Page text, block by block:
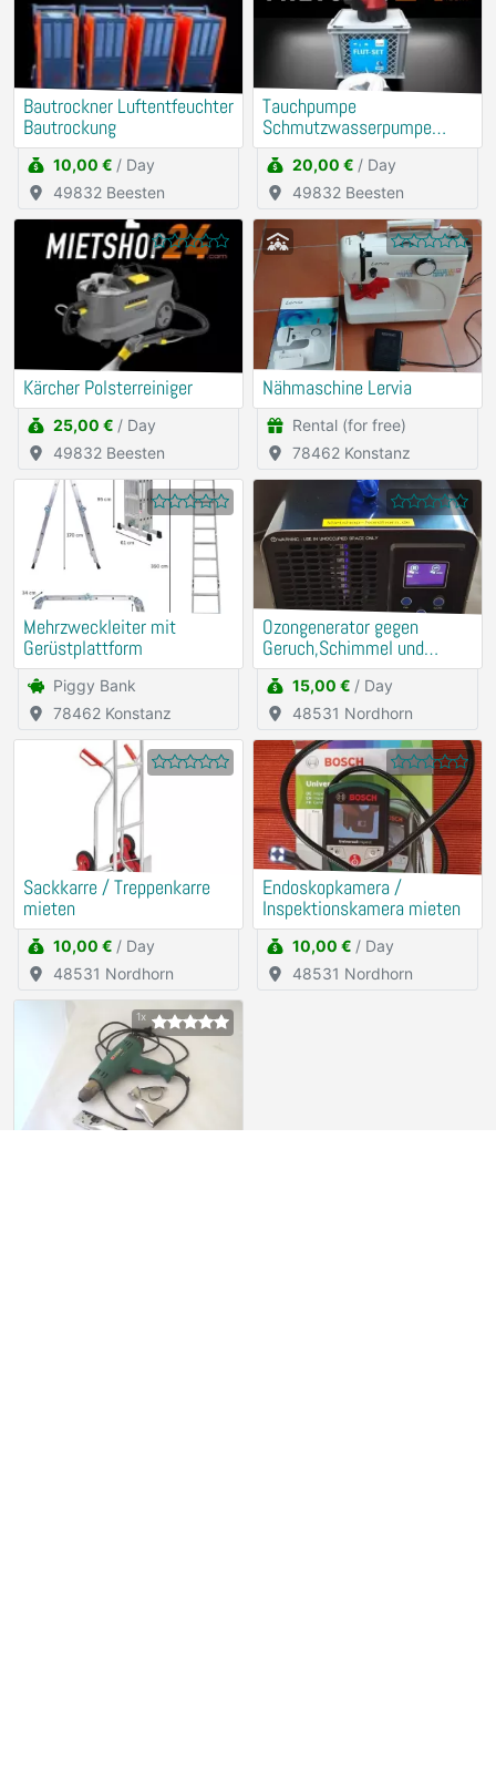
Bautrockner Luftentfeuchter
Bautrockung
10,00 € / Day
49832 Beesten
Tauchpumpe
Schmutzwasserpumpe
Flutbox
20,00 € / Day
49832 Beesten
Kärcher Polsterreiniger
25,00 € / Day
49832 Beesten
Nähmaschine Lervia
Rental (for free)
78462 Konstanz
Mehrzweckleiter mit
Gerüstplattform
Piggy Bank
78462 Konstanz
Ozongenerator gegen
Geruch,Schimmel und
Milben mieten
15,00 € / Day
48531 Nordhorn
Sackkarre / Treppenkarre
mieten
10,00 € / Day
48531 Nordhorn
Endoskopkamera /
Inspektionskamera mieten
10,00 € / Day
48531 Nordhorn
1x